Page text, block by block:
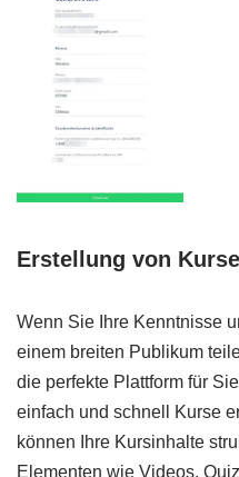
Erstellung von
Wenn Sie Ihre Kenntnisse
einem breiten Publikum
die perfekte Plattform für
einfach und schnell Kurse
können Ihre Kursinhalte
Elementen wie Videos,